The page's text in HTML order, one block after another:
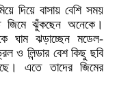
দিয়ে বাসায় বেশি সময়
জিমে ঝুঁকছেন অনেকে।
ঘাম ঝড়াচ্ছেন মডেল-
ও লিন্ডার বেশ কিছু ছবি
এতে তাদের জিমের